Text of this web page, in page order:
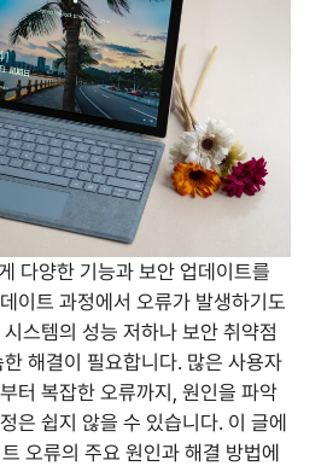
다양한 기능과 보안 업데이트를
이트 과정에서 오류가 발생하기도
스템의 성능 저하나 보안 취약점
해결이 필요합니다. 많은 사용자
터 복잡한 오류까지, 원인을 파악
은 쉽지 않을 수 있습니다. 이 글에
오류의 주요 원인과 해결 방법에